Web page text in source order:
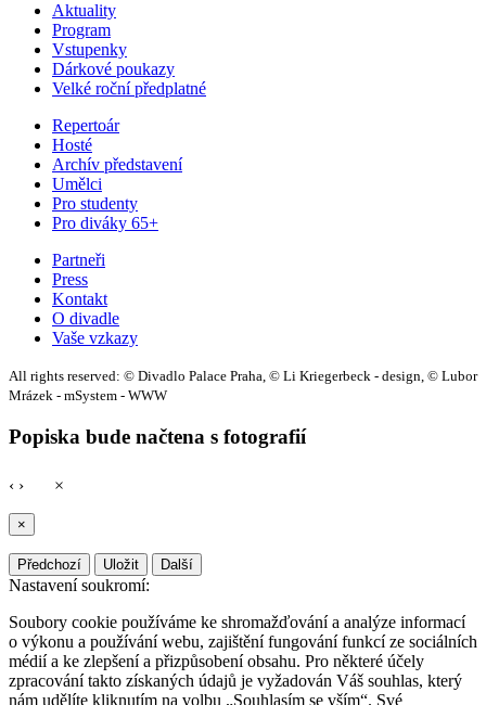
Aktuality
Program
Vstupenky
Dárkové poukazy
Velké roční předplatné
Repertoár
Hosté
Archív představení
Umělci
Pro studenty
Pro diváky 65+
Partneři
Press
Kontakt
O divadle
Vaše vzkazy
All rights reserved: © Divadlo Palace Praha, © Li Kriegerbeck - design, © Lubor
Mrázek - mSystem - WWW
Popiska bude načtena s fotografií
‹ › ×
×
Předchozí Uložit Další
Nastavení soukromí:
Soubory cookie používáme ke shromažďování a analýze informací
o výkonu a používání webu, zajištění fungování funkcí ze sociálních
médií a ke zlepšení a přizpůsobení obsahu. Pro některé účely
zpracování takto získaných údajů je vyžadován Váš souhlas, který
nám udělíte kliknutím na volbu „Souhlasím se vším“. Své